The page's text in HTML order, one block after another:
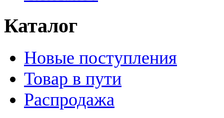
Каталог
Новые поступления
Товар в пути
Распродажа